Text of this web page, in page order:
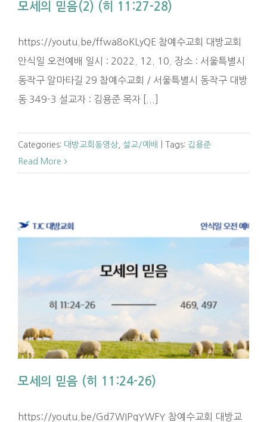
모세의 믿음(2) (히 11:27-28)
https://youtu.be/ffwa8oKLyQE 참예수교회 대방교회
안식일 오전예배 일시 : 2022. 12. 10. 장소 : 서울특별시
동작구 알마타길 29 참예수교회 / 서울특별시 동작구 대방
동 349-3 설교자 : 김용준 목자 [...]
Categories: 대방교회동영상 설교/예배 Tags: 김용준
Read More
모세의 믿음 (히 11:24-26)
https://youtu.be/Gd7WIPqYWFY 참예수교회 대방교